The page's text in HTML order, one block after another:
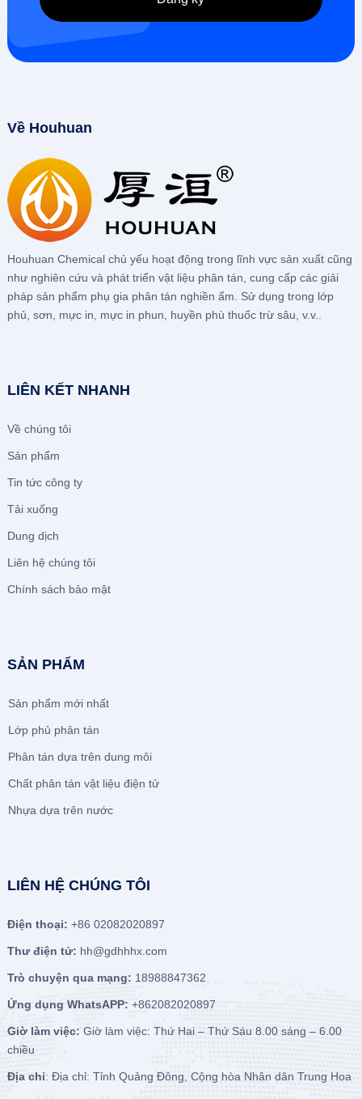
Về Houhuan
Houhuan Chemical chủ yếu hoạt động trong lĩnh vực sản xuất cũng
như nghiên cứu và phát triển vật liệu phân tán, cung cấp các giải
pháp sản phẩm phụ gia phân tán nghiền ẩm. Sử dụng trong lớp
phủ, sơn, mực in, mực in phun, huyền phù thuốc trừ sâu, v.v..
LIÊN KẾT NHANH
Về chúng tôi
Sản phẩm
Tin tức công ty
Tải xuống
Dung dịch
Liên hệ chúng tôi
Chính sách bảo mật
SẢN PHẨM
Sản phẩm mới nhất
Lớp phủ phân tán
Phân tán dựa trên dung môi
Chất phân tán vật liệu điện tử
Nhựa dựa trên nước
LIÊN HỆ CHÚNG TÔI
Điện thoại: +86 02082020897
Thư điện tử: hh@gdhhhx.com
Trò chuyện qua mạng: 18988847362
Ứng dụng WhatsAPP: +862082020897
Giờ làm việc: Giờ làm việc: Thứ Hai – Thứ Sáu 8.00 sáng – 6.00
chiều
Địa chỉ: Địa chỉ: Tỉnh Quảng Đông, Cộng hòa Nhân dân Trung Hoa